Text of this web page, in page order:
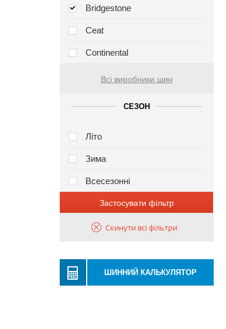
Bridgestone
Ceat
Continental
Всі виробники шин
СЕЗОН
Літо
Зима
Всесезонні
Застосувати фільтр
Скинути всі фільтри
ШИННИЙ КАЛЬКУЛЯТОР